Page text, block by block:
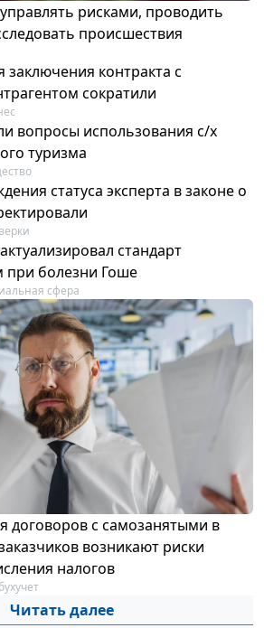
рисками, проводить
происшествия
заключения контракта с
сократили
вопросы использования с/х
туризма
статуса эксперта в законе о
стандарт
болезни Гоше
сфера
договоров с самозанятыми в
возникают риски
налогов
Читать далее